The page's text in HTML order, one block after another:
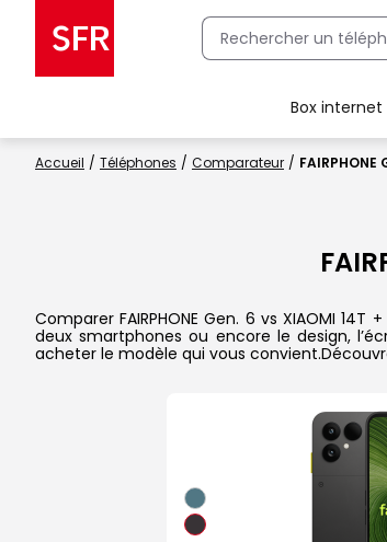
Box internet
Accueil Téléphones Comparateur
Comparer FAIRPHONE Gen. 6 vs XIAOMI
deux smartphones ou encore le design,
acheter le modèle qui vous